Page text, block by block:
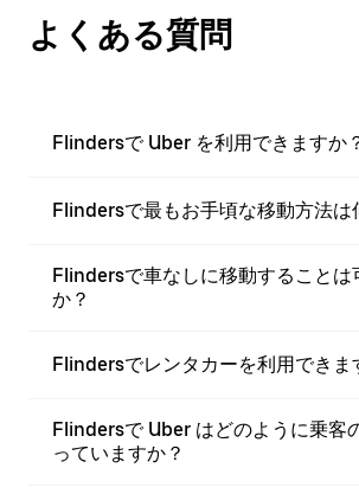
よくある質問
Flindersで Uber を利用できますか
Flindersで最もお手頃な移動方法は
Flindersで車なしに移動することは
か？
Flindersでレンタカーを利用できま
Flindersで Uber はどのように乗客
っていますか？